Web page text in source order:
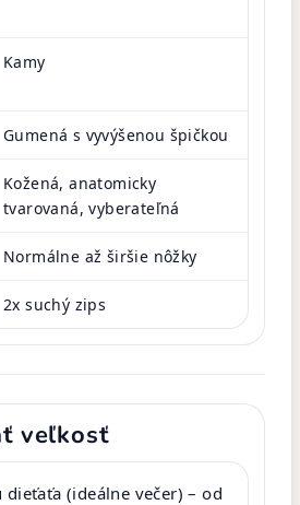
Kamy
Gumená s vyvýšenou špičkou
Kožená, anatomicky
tvarovaná, vyberateľná
Normálne až širšie nôžky
2x suchý zips
veľkosť
(ideálne večer) – od